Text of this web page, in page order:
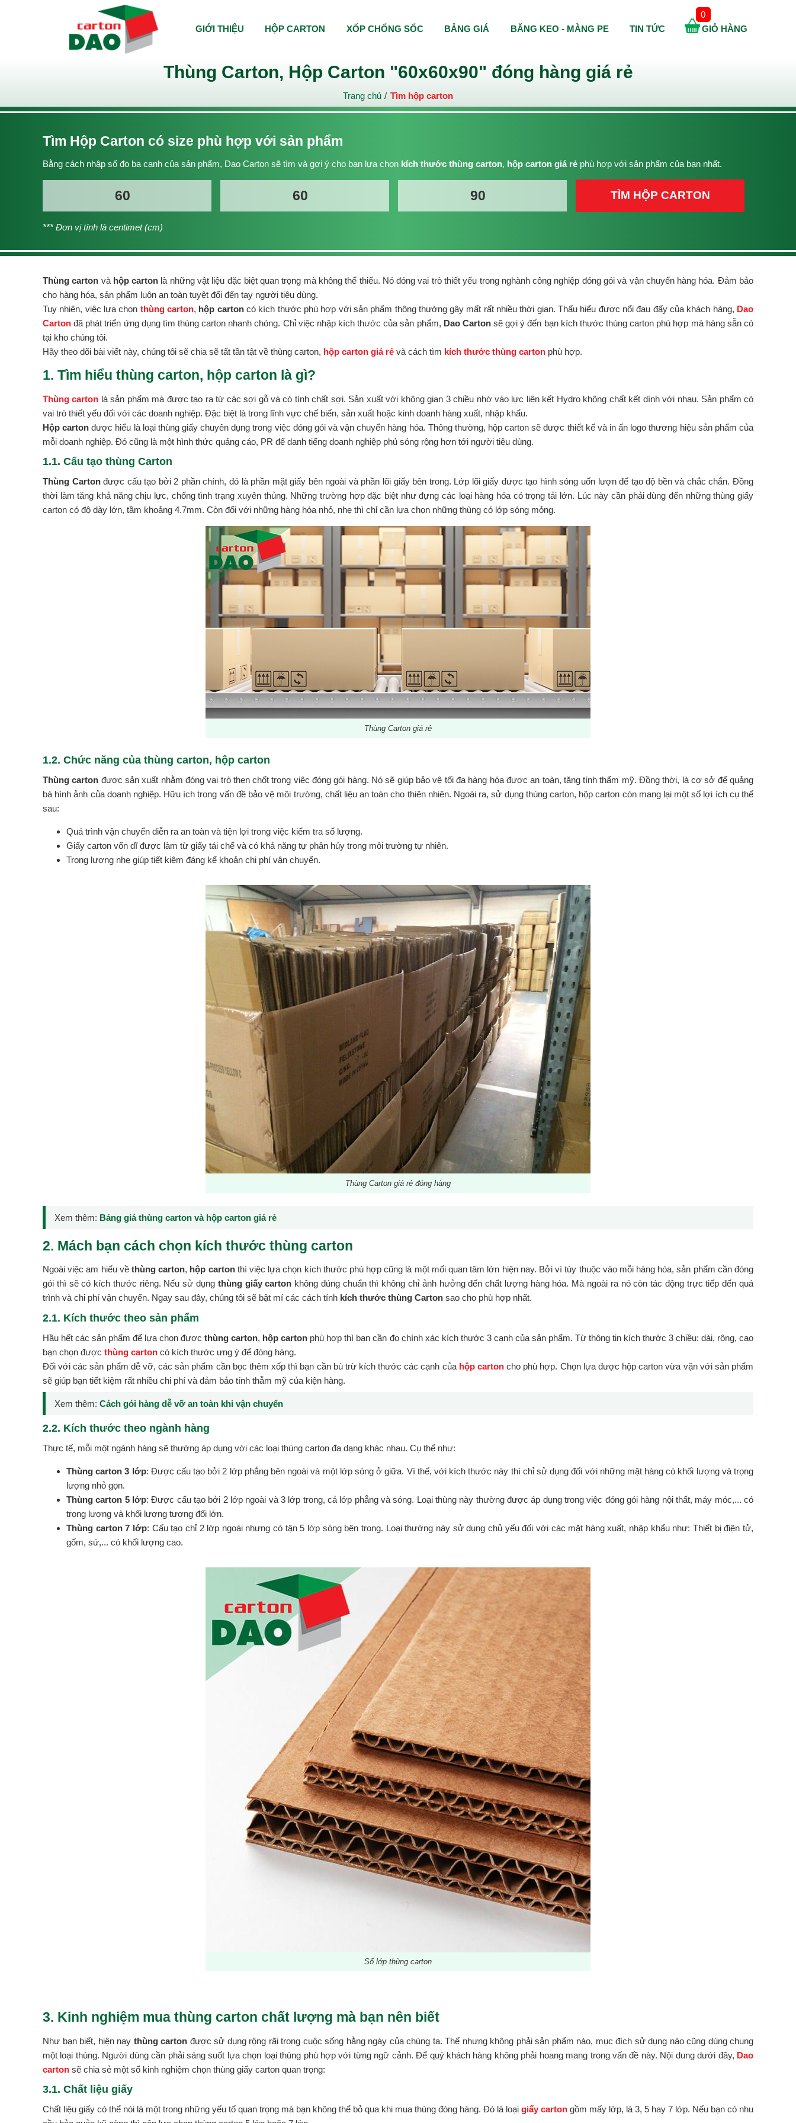
Thùng Carton, Hộp Carton "60x60x90" đóng hàng giá rẻ
Trang chủ Tìm hộp carton
Tìm Hộp Carton có size phù hợp với sản phẩm
Bằng cách nhập số đo ba cạnh của sản phẩm, Dao Carton sẽ tìm và gợi ý cho bạn lựa chọn kích thước thùng carton, hộp carton giá rẻ phù hợp với sản phẩm của bạn nhất.
TÌM HỘP CARTON
*** Đơn vị tính là centimet (cm)
Thùng carton và hộp carton là những vật liệu đặc biệt quan trọng mà không thể thiếu. Nó đóng vai trò thiết yếu trong nghành công nghiệp đóng gói và vận chuyển hàng hóa. Đảm bảo
cho hàng hóa, sản phẩm luôn an toàn tuyệt đối đến tay người tiêu dùng.
Tuy nhiên, việc lựa chọn thùng carton, hộp cartoncó kích thước phù hợp với sản phẩm thông thường gây mất rất nhiều thời gian. Thấu hiểu được nổi đau đấy của khách hàng, Dao
Carton đã phát triển ứng dụng tìm thùng carton nhanh chóng. Chỉ việc nhập kích thước của sản phẩm, Dao Cartonsẽ gợi ý đến bạn kích thước thùng carton phù hợp mà hàng sẵn có
tại kho chúng tôi.
Hãy theo dõi bài viết này, chúng tôi sẽ chia sẽ tất tần tật về thùng carton, hộp carton giá rẻ và cách tìm kích thước thùng carton phù hợp.
1. Tìm hiểu thùng carton, hộp carton là gì?
Thùng carton là sản phẩm mà được tạo ra từ các sợi gỗ và có tính chất sợi. Sản xuất với không gian 3 chiều nhờ vào lực liên kết Hydro không chất kết dính với nhau. Sản phẩm có
vai trò thiết yếu đối với các doanh nghiệp. Đặc biệt là trong lĩnh vực chế biến, sản xuất hoặc kinh doanh hàng xuất, nhập khẩu.
Hộp carton được hiểu là loại thùng giấy chuyên dụng trong việc đóng gói và vận chuyển hàng hóa. Thông thường, hộp carton sẽ được thiết kế và in ấn logo thương hiệu sản phẩm của
mỗi doanh nghiệp. Đó cũng là một hình thức quảng cáo, PR để danh tiếng doanh nghiệp phủ sóng rộng hơn tới người tiêu dùng.
1.1. Cấu tạo thùng Carton
Thùng Cartonđược cấu tạo bởi 2 phần chính, đó là phần mặt giấy bên ngoài và phần lõi giấy bên trong. Lớp lõi giấy được tạo hình sóng uốn lượn để tạo độ bền và chắc chắn. Đồng
thời làm tăng khả năng chịu lực, chống tình trạng xuyên thủng. Những trường hợp đặc biệt như đựng các loại hàng hóa có trọng tải lớn. Lúc này cần phải dùng đến những thùng giấy
carton có độ dày lớn, tầm khoảng 4.7mm. Còn đối với những hàng hóa nhỏ, nhẹ thì chỉ cần lựa chọn những thùng có lớp sóng mỏng.
Thùng Carton giá rẻ
1.2. Chức năng của thùng carton, hộp carton
Thùng carton được sản xuất nhằm đóng vai trò then chốt trong việc đóng gói hàng. Nó sẽ giúp bảo vệ tối đa hàng hóa được an toàn, tăng tính thẩm mỹ. Đồng thời, là cơ sở để quảng
bá hình ảnh của doanh nghiệp. Hữu ích trong vấn đề bảo vệ môi trường, chất liệu an toàn cho thiên nhiên. Ngoài ra, sử dụng thùng carton, hộp carton còn mang lại một số lợi ích cụ thể
sau:
Quá trình vận chuyển diễn ra an toàn và tiện lợi trong việc kiểm tra số lượng.
Giấy carton vốn dĩ được làm từ giấy tái chế và có khả năng tự phân hủy trong môi trường tự nhiên.
Trọng lượng nhẹ giúp tiết kiệm đáng kể khoản chi phí vận chuyển.
Thùng Carton giá rẻ đóng hàng
Xem thêm: Bảng giá thùng carton và hộp carton giá rẻ
2. Mách bạn cách chọn kích thước thùng carton
Ngoài việc am hiểu về thùng carton, hộp cartonthì việc lựa chọn kích thước phù hợp cũng là một mối quan tâm lớn hiện nay. Bởi vì tùy thuộc vào mỗi hàng hóa, sản phẩm cần đóng
gói thì sẽ có kích thước riêng. Nếu sử dụng thùng giấy carton không đúng chuẩn thì không chỉ ảnh hưởng đến chất lượng hàng hóa. Mà ngoài ra nó còn tác động trực tiếp đến quá
trình và chi phí vận chuyển. Ngay sau đây, chúng tôi sẽ bật mí các cách tính kích thước thùng Carton sao cho phù hợp nhất.
2.1. Kích thước theo sản phẩm
Hầu hết các sản phẩm để lựa chọn đượcthùng carton, hộp carton phù hợp thì bạn cần đo chính xác kích thước 3 cạnh của sản phẩm. Từ thông tin kích thước 3 chiều: dài, rộng, cao
bạn chọn được thùng carton có kích thước ưng ý để đóng hàng.
Đối với các sản phẩm dễ vỡ, các sản phẩm cần bọc thêm xốp thì bạn cần bù trừ kích thước các cạnh của hộp cartoncho phù hợp. Chọn lựa được hộp carton vừa vặn với sản phẩm
sẽ giúp bạn tiết kiệm rất nhiều chi phí và đảm bảo tính thẫm mỹ của kiện hàng.
Xem thêm: Cách gói hàng dễ vỡ an toàn khi vận chuyển
2.2. Kích thước theo ngành hàng
Thực tế, mỗi một ngành hàng sẽ thường áp dụng với các loại thùng carton đa dạng khác nhau. Cụ thể như:
Thùng carton 3 lớp: Được cấu tạo bởi 2 lớp phẳng bên ngoài và một lớp sóng ở giữa. Vì thế, với kích thước này thì chỉ sử dụng đối với những mặt hàng có khối lượng và trọng
lượng nhỏ gọn.
Thùng carton 5 lớp: Được cấu tạo bởi 2 lớp ngoài và 3 lớp trong, cả lớp phẳng và sóng. Loại thùng này thường được áp dụng trong việc đóng gói hàng nội thất, máy móc,... có
trọng lượng và khối lượng tương đối lớn.
Thùng carton 7 lớp: Cấu tạo chỉ 2 lớp ngoài nhưng có tận 5 lớp sóng bên trong. Loại thường này sử dụng chủ yếu đối với các mặt hàng xuất, nhập khẩu như: Thiết bị điện tử,
gốm, sứ,... có khối lượng cao.
Số lớp thùng carton
3. Kinh nghiệm mua thùng carton chất lượng mà bạn nên biết
Như bạn biết, hiện nay thùng carton được sử dụng rộng rãi trong cuộc sống hằng ngày của chúng ta. Thế nhưng không phải sản phẩm nào, mục đích sử dụng nào cũng dùng chung
một loại thùng. Người dùng cần phải sáng suốt lựa chọn loại thùng phù hợp với từng ngữ cảnh. Để quý khách hàng không phải hoang mang trong vấn đề này. Nội dung dưới đây, Dao
carton sẽ chia sẻ một số kinh nghiệm chọn thùng giấy carton quan trọng:
3.1. Chất liệu giấy
Chất liệu giấy có thể nói là một trong những yếu tố quan trọng mà bạn không thể bỏ qua khi mua thùng đóng hàng. Đó là loại giấy carton gồm mấy lớp, là 3, 5 hay 7 lớp. Nếu bạn có nhu
GIỚI THIỆU HỘP CARTON XỐP CHỐNG SỐC BẢNG GIÁ BĂNG KEO - MÀNG PE TIN TỨC GIỎ HÀNG
0